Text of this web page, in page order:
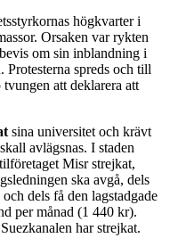
högkvarter i
Orsaken var rykten
om sin inblandning i
spreds och till
att deklarera att
sina universitet och krävt
avlägsnas. I staden
Misr strejkat,
ska avgå, dels
dels få den lagstadgade
per månad (1 440 kr).
har strejkat.